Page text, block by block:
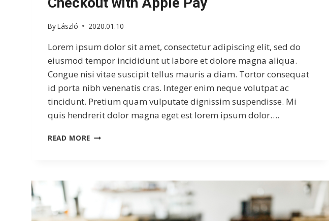
ByLászló 2020.01.10
Lorem ipsum dolor sit amet, consectetur adipiscing elit, sed do
eiusmod tempor incididunt ut labore et dolore magna aliqua.
Congue nisi vitae suscipit tellus mauris a diam. Tortor consequat
id porta nibh venenatis cras. Integer enim neque volutpat ac
tincidunt. Pretium quam vulputate dignissim suspendisse. Mi
quis hendrerit dolor magna eget est lorem ipsum dolor….
READ MORE CHECKOUT